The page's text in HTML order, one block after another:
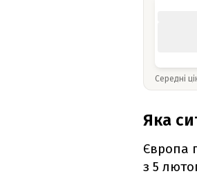
Середні
Яка
Європа
з 5